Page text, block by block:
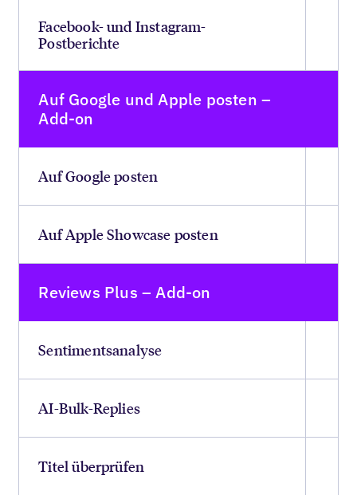
Facebook- und Instagram-
Postberichte
Auf Google und Apple posten –
Add-on
Auf Google posten
Auf Apple Showcase posten
Reviews Plus – Add-on
Sentimentsanalyse
AI-Bulk-Replies
Titel überprüfen